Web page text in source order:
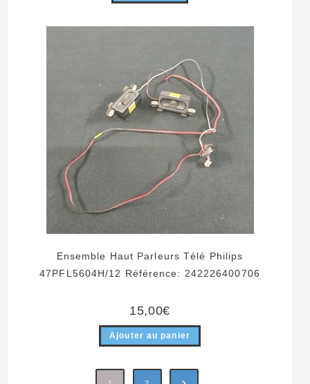
Ensemble Haut Parleurs Télé Philips
47PFL5604H/12 Référence: 242226400706
15,00€
Ajouter au panier